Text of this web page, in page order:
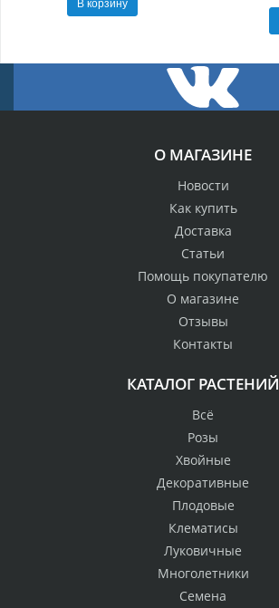
О МАГАЗИНЕ
Новости
Как купить
Доставка
Статьи
Помощь покупателю
О магазине
Отзывы
Контакты
КАТАЛОГ РАСТЕНИЙ
Всё
Розы
Хвойные
Декоративные
Плодовые
Клематисы
Луковичные
Многолетники
Семена